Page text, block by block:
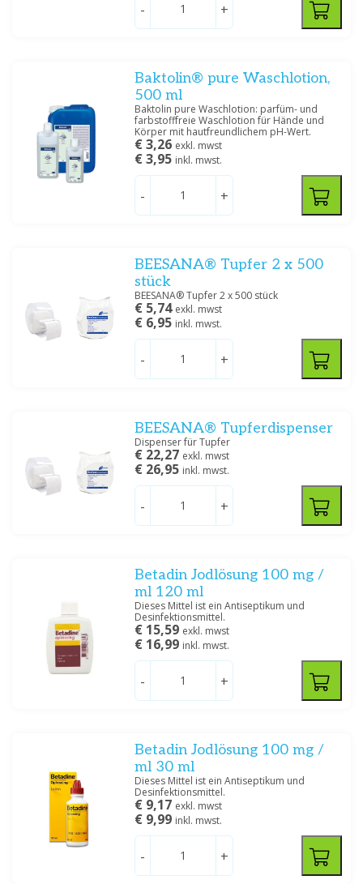
1000 ML(3)
100 ML(4)
500 ML(4)
Filtern
- +
Baktolin® pure Waschlotion,
500 ml
Baktolin pure Waschlotion: parfüm- und
farbstofffreie Waschlotion für Hände und
Körper mit hautfreundlichem pH-Wert.
€ 3,26 exkl. mwst
€ 3,95 inkl. mwst.
- +
BEESANA® Tupfer 2 x 500
stück
BEESANA® Tupfer 2 x 500 stück
€ 5,74 exkl. mwst
€ 6,95 inkl. mwst.
- +
BEESANA® Tupferdispenser
Dispenser für Tupfer
€ 22,27 exkl. mwst
€ 26,95 inkl. mwst.
- +
Betadin Jodlösung 100 mg /
ml 120 ml
Dieses Mittel ist ein Antiseptikum und
Desinfektionsmittel.
€ 15,59 exkl. mwst
€ 16,99 inkl. mwst.
- +
Betadin Jodlösung 100 mg /
ml 30 ml
Dieses Mittel ist ein Antiseptikum und
Desinfektionsmittel.
€ 9,17 exkl. mwst
€ 9,99 inkl. mwst.
- +